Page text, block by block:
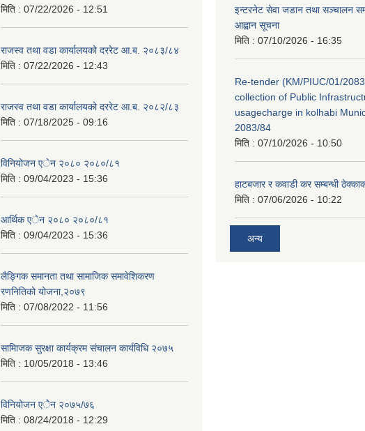
मिति : 07/22/2026 - 12:51
राजस्व तथा वडा कार्यालयको दररेट आ.ब. २०८३/८४
मिति : 07/22/2026 - 12:43
राजस्व तथा वडा कार्यालयको दररेट आ.ब. २०८२/८३
मिति : 07/18/2025 - 09:16
विनियोजन एेन २०८० २०८०/८१
मिति : 09/04/2023 - 15:36
आर्थिक एेन २०८० २०८०/८१
मिति : 09/04/2023 - 15:36
लैङ्गिक समानता तथा सामाजिक समावेशिकरण
रणनितिको योजना,२०७९
मिति : 07/08/2022 - 11:56
सामािजक सुरक्षा कार्यक्रम संचालन कार्यविधि २०७५
मिति : 10/05/2018 - 13:46
विनियोजन एेेन २०७५/७६
मिति : 08/24/2018 - 12:29
इन्टरनेट सेवा जडान तथा सञ्चालन
आह्वान सूचना
मिति : 07/10/2026 - 16:35
Re-tender (KM/PIUC/01/
collection of Public
usagecharge in kolhabi
2083/84
मिति : 07/10/2026 - 10:50
हाटबजार र कवाडी कर सम्बन्धी
मिति : 07/06/2026 - 10:22
अन्य